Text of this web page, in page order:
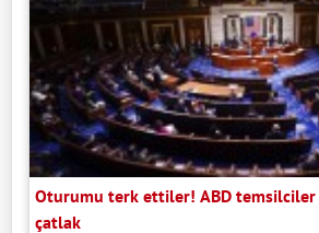
Oturumu terk ettiler! ABD temsilciler
çatlak